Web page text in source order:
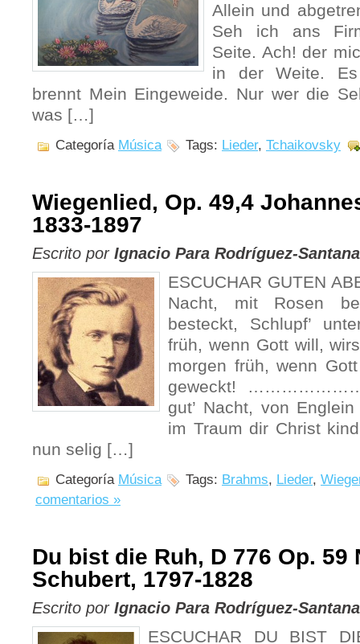
Allein und
Seh ich ans
Seite. Ach! der
in der Weite.
brennt Mein Eingeweide. Nur wer die
was […]
Categoría Música Tags: Lieder, Tchaikovsky
Wiegenlied, Op. 49,4
1833-1897
Escrito por Ignacio Para Rodríguez-Santana
ESCUCHAR GUTEN
Nacht, mit Rosen
besteckt, Schlupf’
früh, wenn Gott will,
morgen früh, wenn
geweckt!
gut’ Nacht, von
im Traum dir Christ
nun selig […]
Categoría Música Tags: Brahms, Lieder,
comentarios »
Du bist die Ruh, D 776 Op. 59
Schubert, 1797-1828
Escrito por Ignacio Para Rodríguez-Santana
ESCUCHAR DU BIST